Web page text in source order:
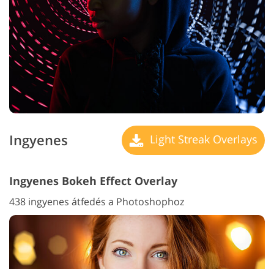
Ingyenes Light Streak Overlays
Ingyenes Bokeh Effect Overlay
438 ingyenes átfedés a Photoshophoz